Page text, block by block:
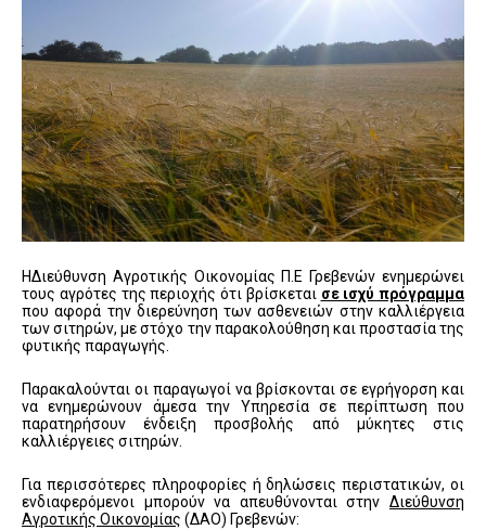
ΗΔιεύθυνση Αγροτικής Οικονομίας Π.Ε Γρεβενών ενημερώνει
τους αγρότες της περιοχής ότι βρίσκεται σε ισχύ πρόγραμμα
που αφορά την διερεύνηση των ασθενειών στην καλλιέργεια
των σιτηρών, με στόχο την παρακολούθηση και προστασία της
φυτικής παραγωγής.
Παρακαλούνται οι παραγωγοί να βρίσκονται σε εγρήγορση και
να ενημερώνουν άμεσα την Υπηρεσία σε περίπτωση που
παρατηρήσουν ένδειξη προσβολής από μύκητες στις
καλλιέργειες σιτηρών.
Για περισσότερες πληροφορίες ή δηλώσεις περιστατικών, οι
ενδιαφερόμενοι μπορούν να απευθύνονται στην Διεύθυνση
Αγροτικής Οικονομίας (ΔΑΟ) Γρεβενών: